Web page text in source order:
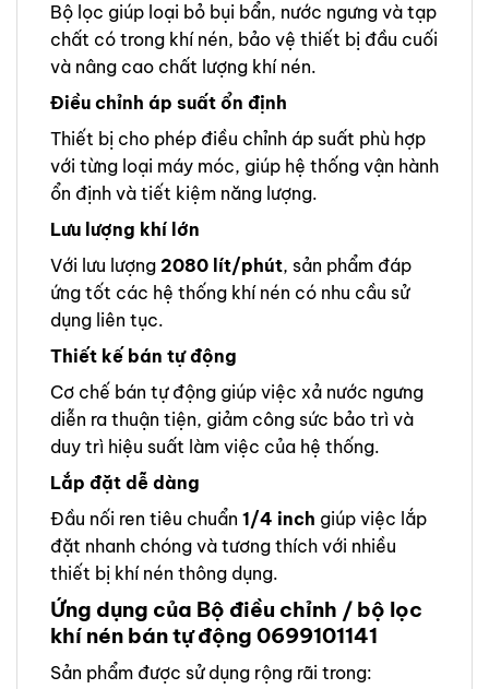
Bộ lọc giúp loại bỏ bụi bẩn, nước ngưng và tạp
chất có trong khí nén, bảo vệ thiết bị đầu cuối
và nâng cao chất lượng khí nén.
Điều chỉnh áp suất ổn định
Thiết bị cho phép điều chỉnh áp suất phù hợp
với từng loại máy móc, giúp hệ thống vận hành
ổn định và tiết kiệm năng lượng.
Lưu lượng khí lớn
Với lưu lượng 2080 lít/phút, sản phẩm đáp
ứng tốt các hệ thống khí nén có nhu cầu sử
dụng liên tục.
Thiết kế bán tự động
Cơ chế bán tự động giúp việc xả nước ngưng
diễn ra thuận tiện, giảm công sức bảo trì và
duy trì hiệu suất làm việc của hệ thống.
Lắp đặt dễ dàng
Đầu nối ren tiêu chuẩn 1/4 inch giúp việc lắp
đặt nhanh chóng và tương thích với nhiều
thiết bị khí nén thông dụng.
Ứng dụng của Bộ điều chỉnh / bộ lọc
khí nén bán tự động 0699101141
Sản phẩm được sử dụng rộng rãi trong: